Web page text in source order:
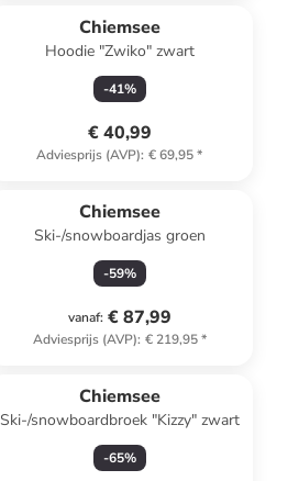
Chiemsee
Hoodie "Zwiko" zwart
-41%
€ 40,99
Adviesprijs (AVP): € 69,95*
Chiemsee
Ski-/snowboardjas groen
-59%
vanaf: € 87,99
Adviesprijs (AVP): € 219,95*
Chiemsee
Ski-/snowboardbroek "Kizzy" zwart
-65%